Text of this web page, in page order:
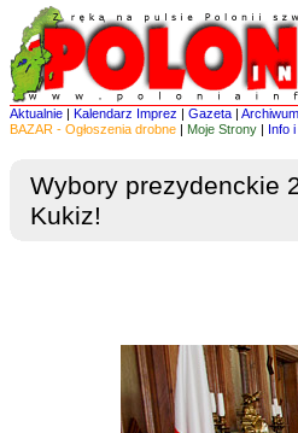
Aktualnie | Kalendarz Imprez | Gazeta |
BAZAR - Ogłoszenia drobne | Moje Strony | Info
Wybory prezydenckie
Kukiz!